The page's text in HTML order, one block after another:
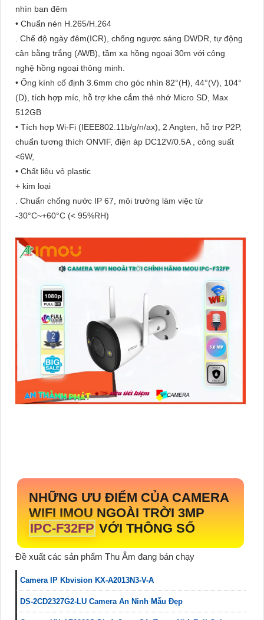
nhìn ban đêm
• Chuẩn nén H.265/H.264
. Chế độ ngày đêm(ICR), chống ngược sáng DWDR, tự động
cân bằng trắng (AWB), tầm xa hồng ngoại 30m với công
nghệ hồng ngoại thông minh.
• Ống kính cố định 3.6mm cho góc nhìn 82°(H), 44°(V), 104°
(D), tích hợp míc, hỗ trợ khe cắm thẻ nhớ Micro SD, Max
512GB
• Tích hợp Wi-Fi (IEEE802.11b/g/n/ax), 2 Angten, hỗ trợ P2P,
chuẩn tương thích ONVIF, điện áp DC12V/0.5A , công suất
<6W,
• Chất liệu vỏ plastic
+ kim loại
. Chuẩn chống nước IP 67, môi trường làm việc từ
-30°C~+60°C (< 95%RH)
NHỮNG ƯU ĐIỂM CỦA CAMERA
WIFI IMOU NGOÀI TRỜI 3MP
IPC-F32FP VỚI THÔNG SỐ
Đề xuất các sản phẩm Thu Âm đang bán chạy
Camera IP Kbvision KX-A2013N3-V-A
DS-2CD2327G2-LU Camera An Ninh Mẫu Đẹp